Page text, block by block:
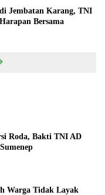
Jembatan Karang, TNI
Bersama
Roda, Bakti TNI AD
Warga Tidak Layak